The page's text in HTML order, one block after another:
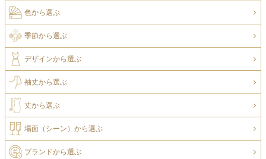
色から選ぶ
季節から選ぶ
デザインから選ぶ
袖丈から選ぶ
丈から選ぶ
場面（シーン）から選ぶ
ブランドから選ぶ